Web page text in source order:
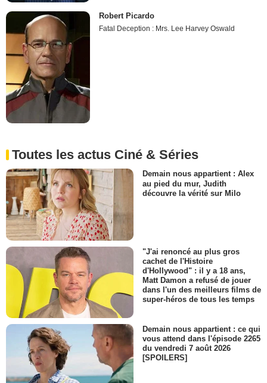
Robert Picardo
Fatal Deception : Mrs. Lee Harvey Oswald
Toutes les actus Ciné & Séries
Demain nous appartient : Alex
au pied du mur, Judith
découvre la vérité sur Milo
"J'ai renoncé au plus gros
cachet de l'Histoire
d'Hollywood" : il y a 18 ans,
Matt Damon a refusé de jouer
dans l'un des meilleurs films de
super-héros de tous les temps
Demain nous appartient : ce qui
vous attend dans l'épisode 2265
du vendredi 7 août 2026
[SPOILERS]